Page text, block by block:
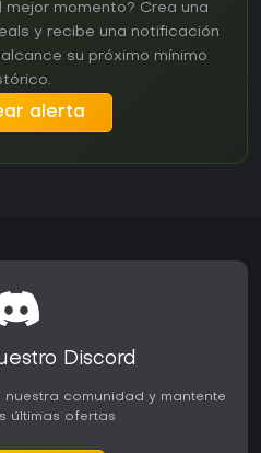
mejor momento? Crea una
y recibe una notificación
su próximo mínimo
alerta
Discord
comunidad y mantente
últimas ofertas